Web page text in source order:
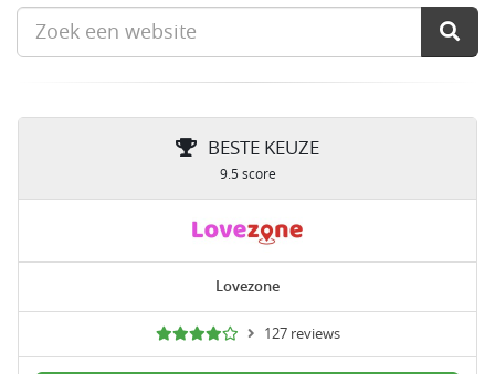
BESTE KEUZE
9.5 score
Lovezone
127 reviews